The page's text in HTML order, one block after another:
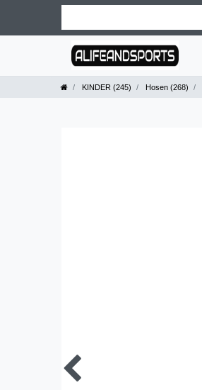
KINDER (245) Hosen (268)